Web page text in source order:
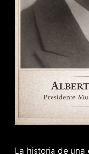
La historia de una